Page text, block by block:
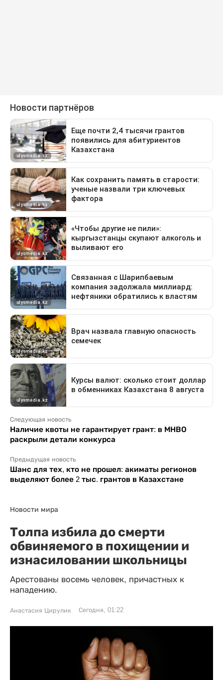
Следующая новость
Наличие квоты не гарантирует грант: в МНВО
раскрыли детали конкурса
Предыдущая новость
Шанс для тех, кто не прошел: акиматы регионов
выделяют более 2 тыс. грантов в Казахстане
Новости мира
Толпа избила до смерти
обвиняемого в похищении и
изнасиловании школьницы
Арестованы восемь человек, причастных к
нападению.
Анастасия Цирулик Сегодня, 01:22